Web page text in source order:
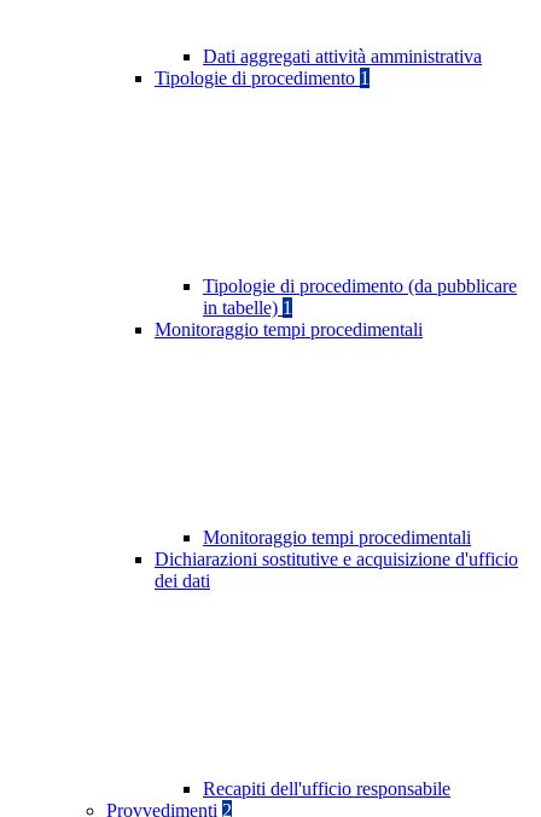
Dati aggregati attività amministrativa
Tipologie di procedimento 1
Tipologie di procedimento (da pubblicare
in tabelle) 1
Monitoraggio tempi procedimentali
Monitoraggio tempi procedimentali
Dichiarazioni sostitutive e acquisizione d'ufficio
dei dati
Recapiti dell'ufficio responsabile
Provvedimenti 2